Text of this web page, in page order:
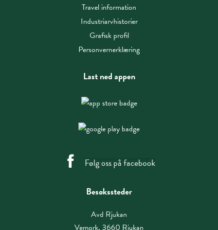
Travel information
Industriarvhistorier
Grafisk profil
Personvernerklæring
Last ned appen
Følg oss på facebook
Besøkssteder
Avd Rjukan
Vemork, 3660 Rjukan